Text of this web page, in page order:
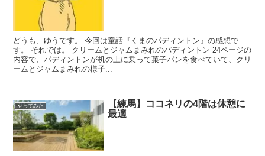
どうも、ゆうです。 今回は童話『くまのパディントン』の感想で
す。 それでは。 クリームとジャムまみれのパディントン 24ページの
内容で、パディントンが机の上に乗って菓子パンを食べていて、クリ
ームとジャムまみれの様子...
やってみた
【練馬】ココネリの4階は休憩に
最適